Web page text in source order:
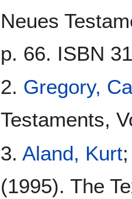
Neues
p. 66. ISBN
2. Gregory,
Testaments,
3. Aland, Kurt
(1995). The